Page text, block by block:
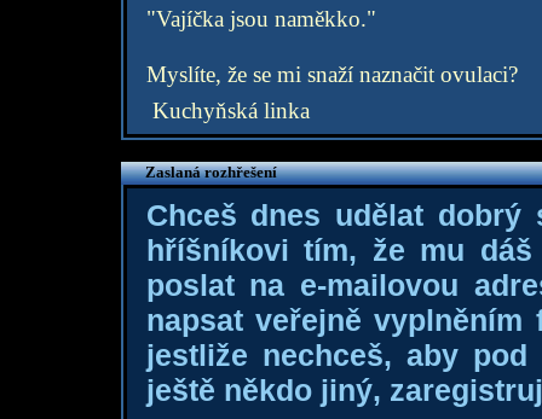
"Vajíčka jsou naměkko."
Myslíte, že se mi snaží naznačit ovulaci?
Kuchyňská linka
Zaslaná rozhřešení
Chceš dnes udělat dobrý
hříšníkovi tím, že mu
poslat na e-mailovou
napsat veřejně
jestliže nechceš, aby
ještě někdo jiný,